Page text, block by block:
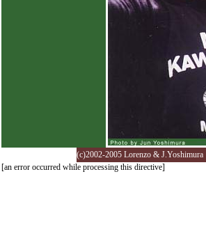
(c)2002-2005 Lorenzo & J.Yoshimura
[an error occurred while processing this directive]